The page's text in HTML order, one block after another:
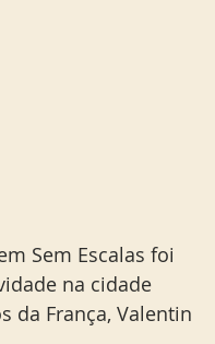
Sem Escalas foi
na cidade
da França, Valentin